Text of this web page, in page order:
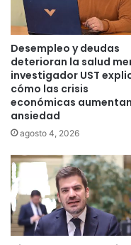
Desempleo y deudas
deterioran la salud
investigador UST
cómo las crisis
económicas
ansiedad
agosto 4, 2026